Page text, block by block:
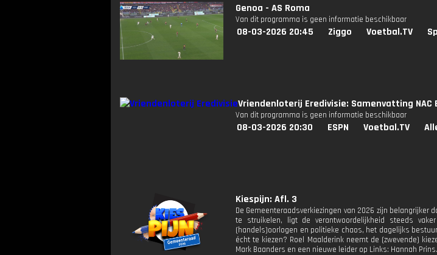
Genoa - AS Roma
Van dit programma is geen informatie beschikbaar
08-03-2026 20:45 Ziggo Voetbal.TV
Vriendenloterij Eredivisie: Samenvatting NAC
Van dit programma is geen informatie beschikbaar
08-03-2026 20:30 ESPN Voetbal.TV
Kiespijn: Afl. 3
De Gemeenteraadsverkiezingen van 2026 zijn
te struikelen, ligt de verantwoordelijkheid steeds
(handels)oorlogen en politieke chaos, het dagelijks
écht te kiezen? Roel Maalderink neemt de (zwevende)
Mark Baanders en een nieuwe leider op Links: Hannah Prins.